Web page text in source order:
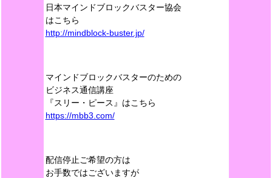
日本マインドブロックバスター協会
はこちら
http://mindblock-buster.jp/
マインドブロックバスターのための
ビジネス通信講座
『スリー・ピース』はこちら
https://mbb3.com/
配信停止ご希望の方は
お手数ではございますが